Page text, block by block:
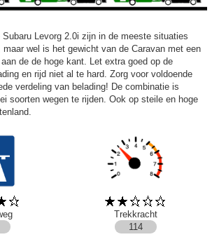
Levorg 2.0i zijn in de meeste situaties
maar wel is het gewicht van de Caravan met een
de de hoge kant. Let extra goed op de
en rijd niet al te hard. Zorg voor voldoende
verdeling van belading! De combinatie is
soorten wegen te rijden. Ook op steile en hoge
Trekkracht
114